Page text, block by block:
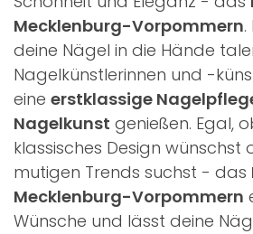
Mecklenburg-Vorpommern
deine Nägel in die Hände
Nagelkünstlerinnen und -
eine erstklassige
Nagelkunst genießen. Egal,
klassisches Design wünschst
mutigen Trends suchst - das
Mecklenburg-Vorpommern
Wünsche und lässt deine